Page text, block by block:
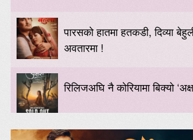
पारसको हातमा हतकडी, दिव्या
अवतारमा !
रिलिजअघि नै कोरियामा बिक्यो